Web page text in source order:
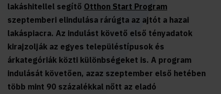
lakáshitellel segítő Otthon Start Program
szeptemberi elindulása rárúgta az ajtót a hazai
lakáspiacra. Az indulást követő első tényadatok
kirajzolják az egyes településtípusok és
árkategóriák közti különbségeket is. A program
indulását követően, azaz szeptember első hetében
több mint 90 százalékkal nőtt az eladó